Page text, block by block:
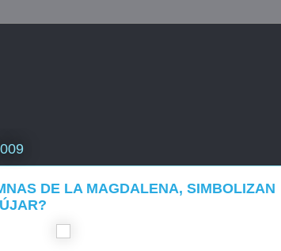
DE LA MAGDALENA, SIMBOLIZAN